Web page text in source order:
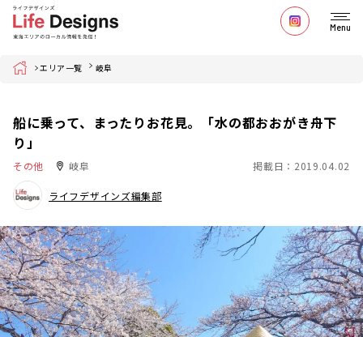
Menu
Home エリア一覧 岐阜
船に乗って、まったりお花見。「水の都おおがき舟下
り」
その他 岐阜 掲載日：2019.04.02
ライフデザインズ編集部